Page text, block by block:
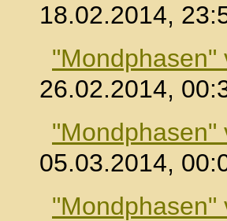
18.02.2014,
"Mondphasen"
26.02.2014,
"Mondphasen"
05.03.2014,
"Mondphasen"